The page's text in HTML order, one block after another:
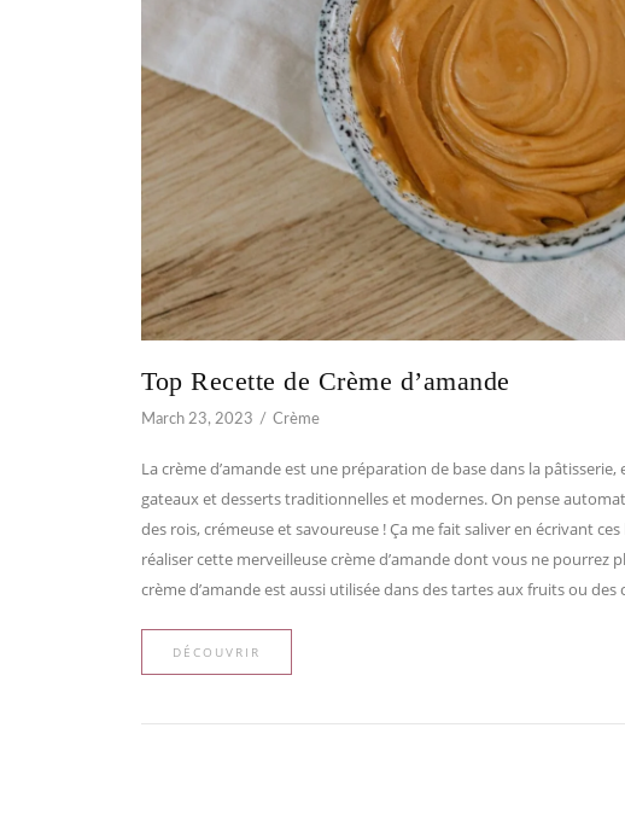
Top Recette de Crème d’amande
March 23, 2023 Crème
La crème d’amande est une préparation de base dans la
gateaux et desserts traditionnelles et modernes. On pense
des rois, crémeuse et savoureuse ! Ça me fait saliver en écrivant
réaliser cette merveilleuse crème d’amande dont vous ne pourrez
crème d’amande est aussi utilisée dans des tartes aux fruits ou
DÉCOUVRIR